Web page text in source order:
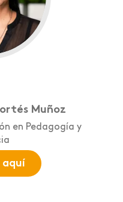
Muñoz
en Pedagogía y
aquí